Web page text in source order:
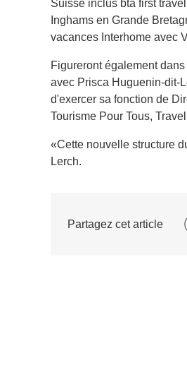
Suisse inclus bta first
Inghams en Grande
vacances Interhome avec
Figureront également
avec Prisca Huguenin-dit-
d'exercer sa fonction de
Tourisme Pour Tous,
«Cette nouvelle structure
Lerch.
Partagez cet article